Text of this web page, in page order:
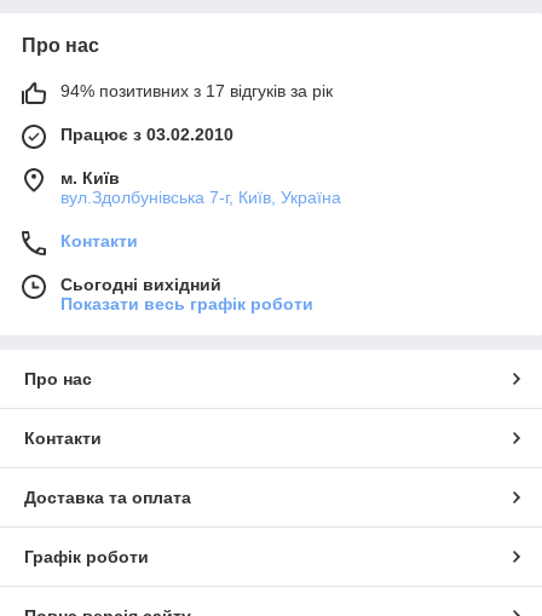
Про нас
94% позитивних з 17 відгуків за рік
Працює з 03.02.2010
м. Київ
вул.Здолбунівська 7-г, Київ, Україна
Контакти
Сьогодні вихідний
Показати весь графік роботи
Про нас
Контакти
Доставка та оплата
Графік роботи